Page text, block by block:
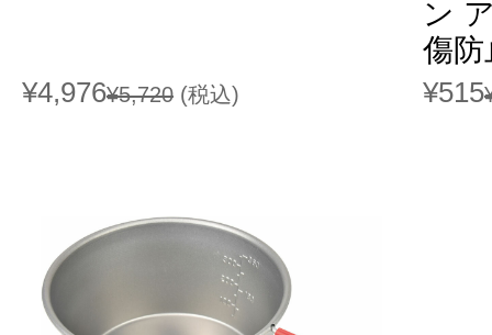
¥4,976¥5,720 (税込)
ン
傷
¥515